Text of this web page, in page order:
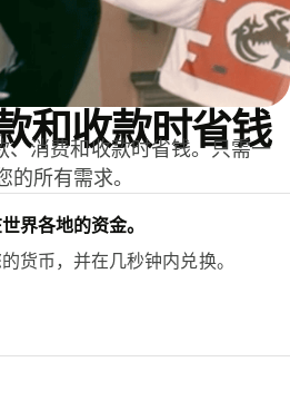
和收款时省钱
消费和收款时省钱。只需一
所有需求。
界各地的资金。
货币，并在几秒钟内兑换。